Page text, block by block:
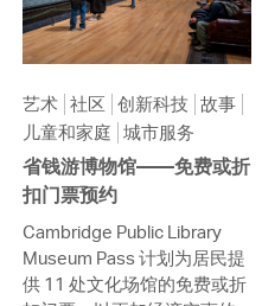
艺术 社区 创新科技 故事
儿童和家庭 城市服务
省钱游博物馆——免费或折
扣门票预约
Cambridge Public Library
Museum Pass 计划为居民提
供 11 处文化场馆的免费或折